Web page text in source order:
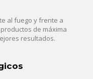
al fuego y frente a
de máxima
resultados.